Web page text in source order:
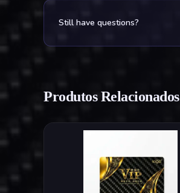
Still have questions?
Produtos Relacionados